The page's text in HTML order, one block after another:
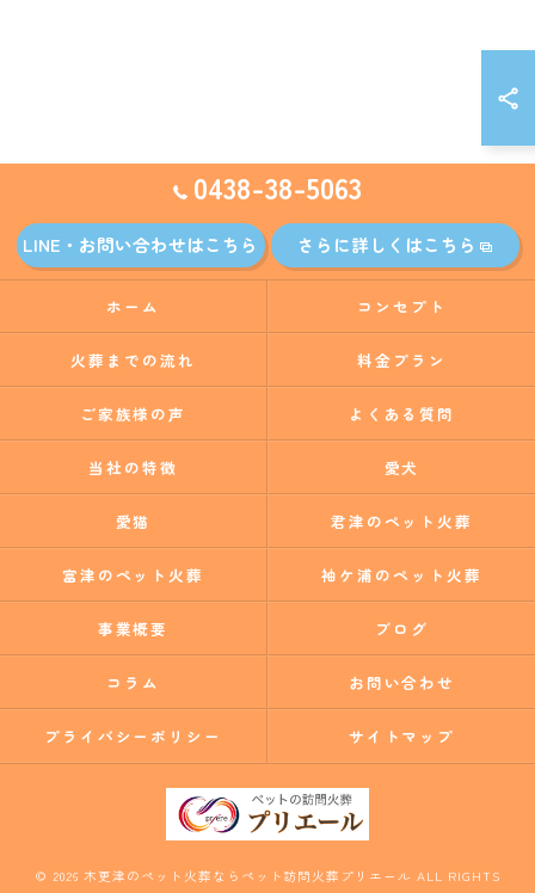
0438-38-5063
LINE・お問い合わせはこちら さらに詳しくはこちら
ホーム コンセプト
火葬までの流れ 料金プラン
ご家族様の声 よくある質問
当社の特徴 愛犬
愛猫 君津のペット火葬
富津のペット火葬 袖ケ浦のペット火葬
事業概要 ブログ
コラム お問い合わせ
プライバシーポリシー サイトマップ
© 2026 木更津のペット火葬ならペット訪問火葬プリエール ALL RIGHTS